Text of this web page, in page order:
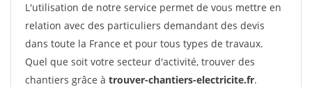
L'utilisation de notre service permet de vous mettre en
relation avec des particuliers demandant des devis
dans toute la France et pour tous types de travaux.
Quel que soit votre secteur d'activité, trouver des
chantiers grâce à trouver-chantiers-electricite.fr.